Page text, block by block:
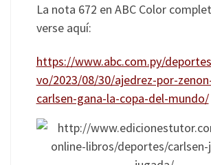
La nota 672 en ABC Color
verse aquí:
https://www.abc.com.py/
vo/2023/08/30/ajedrez-por-
carlsen-gana-la-copa-del-mundo/